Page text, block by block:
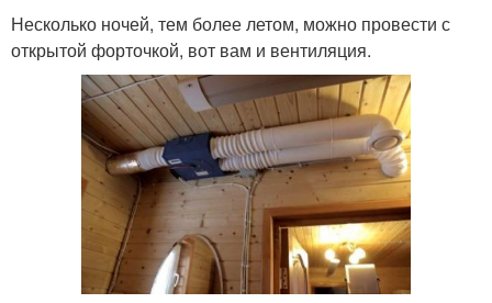
Несколько ночей, тем более летом, можно провести с
открытой форточкой, вот вам и вентиляция.